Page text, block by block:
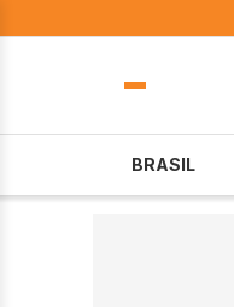
BRASIL